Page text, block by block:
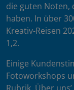
die guten Noten,
haben. In über
Kreativ-Reisen
1,2.
Einige
Fotoworkshops